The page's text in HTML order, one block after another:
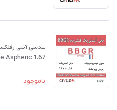
عدسی آنتی
1.67 BBGR Asphor Neva Max Double Aspheric
ناموجود